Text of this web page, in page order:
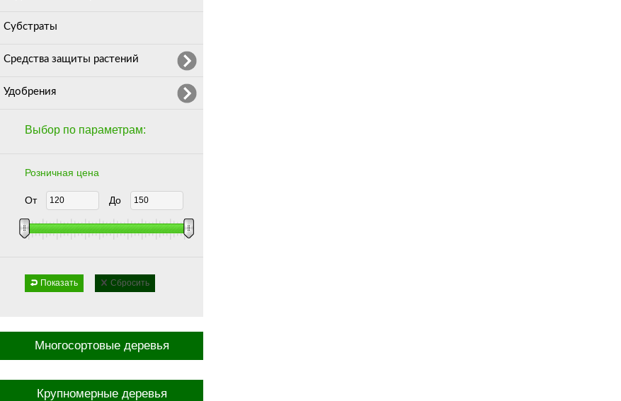
Субстраты
Средства защиты растений
Удобрения
Многосортовые деревья
Крупномерные деревья
Выбор по параметрам:
Розничная цена
От До
Показать Сбросить